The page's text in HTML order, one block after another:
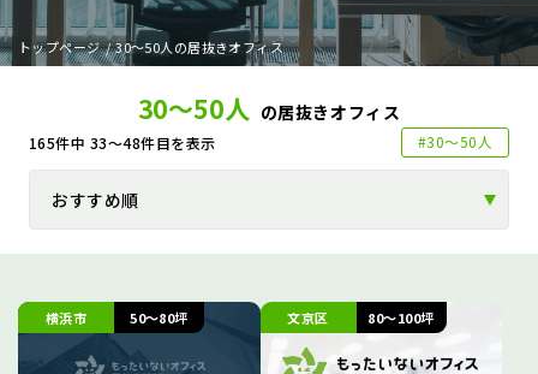
トップページ / 30～50人の居抜きオフィス
30～50人 の居抜きオフィス
165件中 33～48件目を表示 #30～50人
横浜市 50～80坪 文京区 80～100坪